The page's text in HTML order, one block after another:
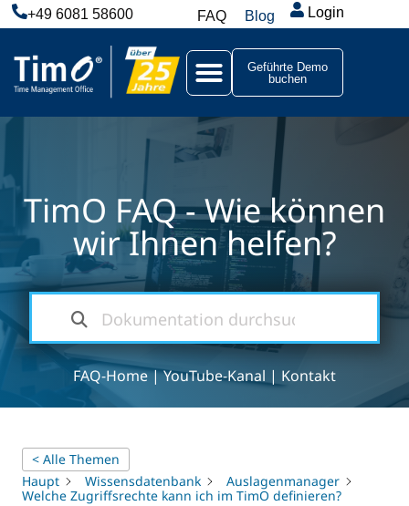
+49 6081 58600 FAQ Blog Login
Geführte Demo
buchen
TimO FAQ - Wie können
wir Ihnen helfen?
FAQ-Home|YouTube-Kanal | Kontakt
< Alle Themen
Haupt
Wissensdatenbank
Auslagenmanager
Welche Zugriffsrechte kann ich im TimO definieren?